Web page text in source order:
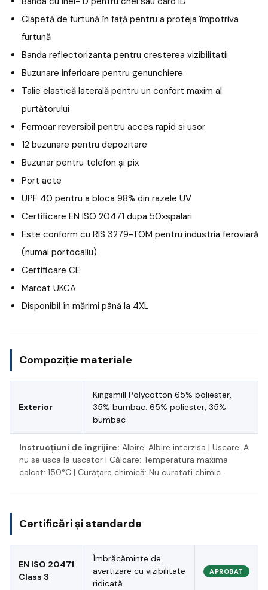
Clapetă de furtună în față pentru a proteja împotriva
furtună
Banda reflectorizanta pentru cresterea vizibilitatii
Buzunare inferioare pentru genunchiere
Talie elastică laterală pentru un confort maxim al
purtătorului
Fermoar reversibil pentru acces rapid si usor
12 buzunare pentru depozitare
Buzunar pentru telefon și pix
Port acte
UPF 40 pentru a bloca 98% din razele UV
Certificare EN ISO 20471 dupa 50xspalari
Este conform cu RIS 3279-TOM pentru industria feroviară
(numai portocaliu)
Certificare CE
Marcat UKCA
Disponibil în mărimi până la 4XL
Compoziție materiale
Exterior
Kingsmill Polycotton 65% poliester,
35% bumbac: 65% poliester, 35%
bumbac
Instrucțiuni de îngrijire: Albire: Albire interzisa | Uscare: A
nu se usca la uscator | Călcare: Temperatura maxima
calcat: 150°C | Curățare chimică: Nu curatati chimic.
Certificări și standarde
EN ISO 20471
Class 3
Îmbrăcăminte de
avertizare cu vizibilitate
ridicată
APROBAT